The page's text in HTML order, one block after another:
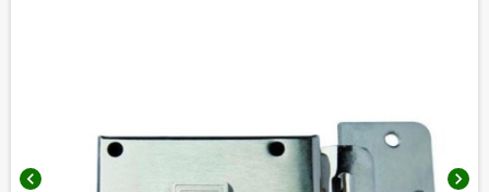
chevron_left chevron_right